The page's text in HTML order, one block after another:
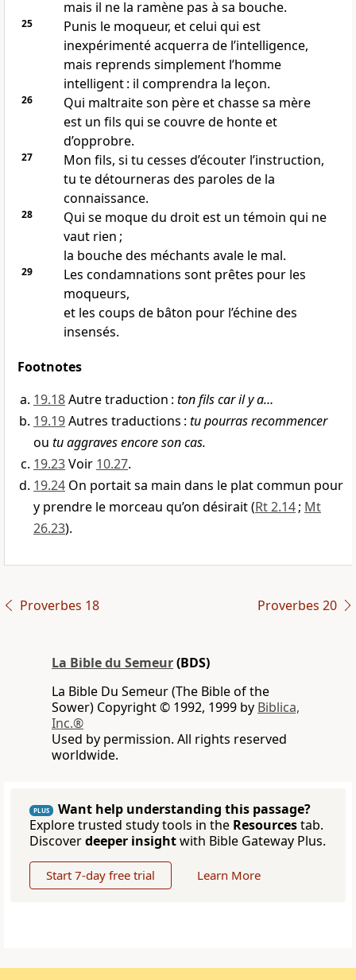
mais il ne la ramène pas à sa bouche.
25
Punis le moqueur, et celui qui est
inexpérimenté acquerra de l’intelligence,
mais reprends simplement l’homme
intelligent : il comprendra la leçon.
26
Qui maltraite son père et chasse sa mère
est un fils qui se couvre de honte et
d’opprobre.
27
Mon fils, si tu cesses d’écouter l’instruction,
tu te détourneras des paroles de la
connaissance.
28
Qui se moque du droit est un témoin qui ne
vaut rien ;
la bouche des méchants avale le mal.
29
Les condamnations sont prêtes pour les
moqueurs,
et les coups de bâton pour l’échine des
insensés.
Footnotes
19.18Autre traduction : ton fils car il y a…
19.19Autres traductions : tu pourras recommencer
ou tu aggraves encore son cas.
19.23Voir 10.27.
19.24 On portait sa main dans le plat commun pour
y prendre le morceau qu’on désirait (Rt 2.14; Mt
26.23).
Proverbes 18 Proverbes 20
La Bible du Semeur(BDS)
La Bible Du Semeur (The Bible of the
Sower) Copyright © 1992, 1999 by Biblica,
Inc.®
Used by permission. All rights reserved
worldwide.
PLUS
Want help understanding this passage?
Explore trusted study tools in the Resourcestab.
Discoverdeeper insightwith Bible Gateway Plus.
Start 7-day free trial Learn More